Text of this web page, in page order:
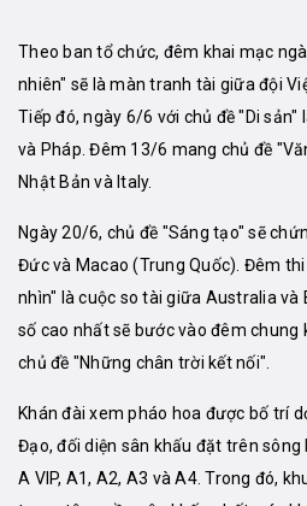
Theo ban tổ chức, đêm khai mạc
nhiên" sẽ là màn tranh tài giữa đội
Tiếp đó, ngày 6/6 với chủ đề "Di sản"
và Pháp. Đêm 13/6 mang chủ đề
Nhật Bản và Italy.
Ngày 20/6, chủ đề "Sáng tạo" sẽ
Đức và Macao (Trung Quốc). Đêm
nhìn" là cuộc so tài giữa Australia và
số cao nhất sẽ bước vào đêm chung
chủ đề "Những chân trời kết nối".
Khán đài xem pháo hoa được bố trí
Đạo, đối diện sân khấu đặt trên sông
A VIP, A1, A2, A3 và A4. Trong đó,